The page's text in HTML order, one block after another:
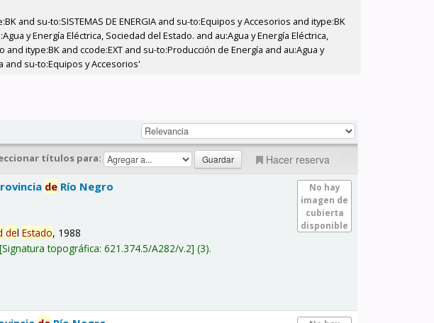
su-to:SISTEMAS DE ENERGIA and su-to:Equipos y Accesorios and itype:BK
y Energía Eléctrica, Sociedad del Estado. and au:Agua y Energía Eléctrica,
itype:BK and ccode:EXT and su-to:Producción de Energía and au:Agua y
and su-to:Equipos y Accesorios'
títulos para: Hacer reserva
No hay
imagen de
cubierta
disponible
de Río Negro
delEstado, 1988
Signatura topográfica:621.374.5/A282/v.2 (3).